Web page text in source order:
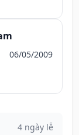
06/05/2009
4 ngày lễ